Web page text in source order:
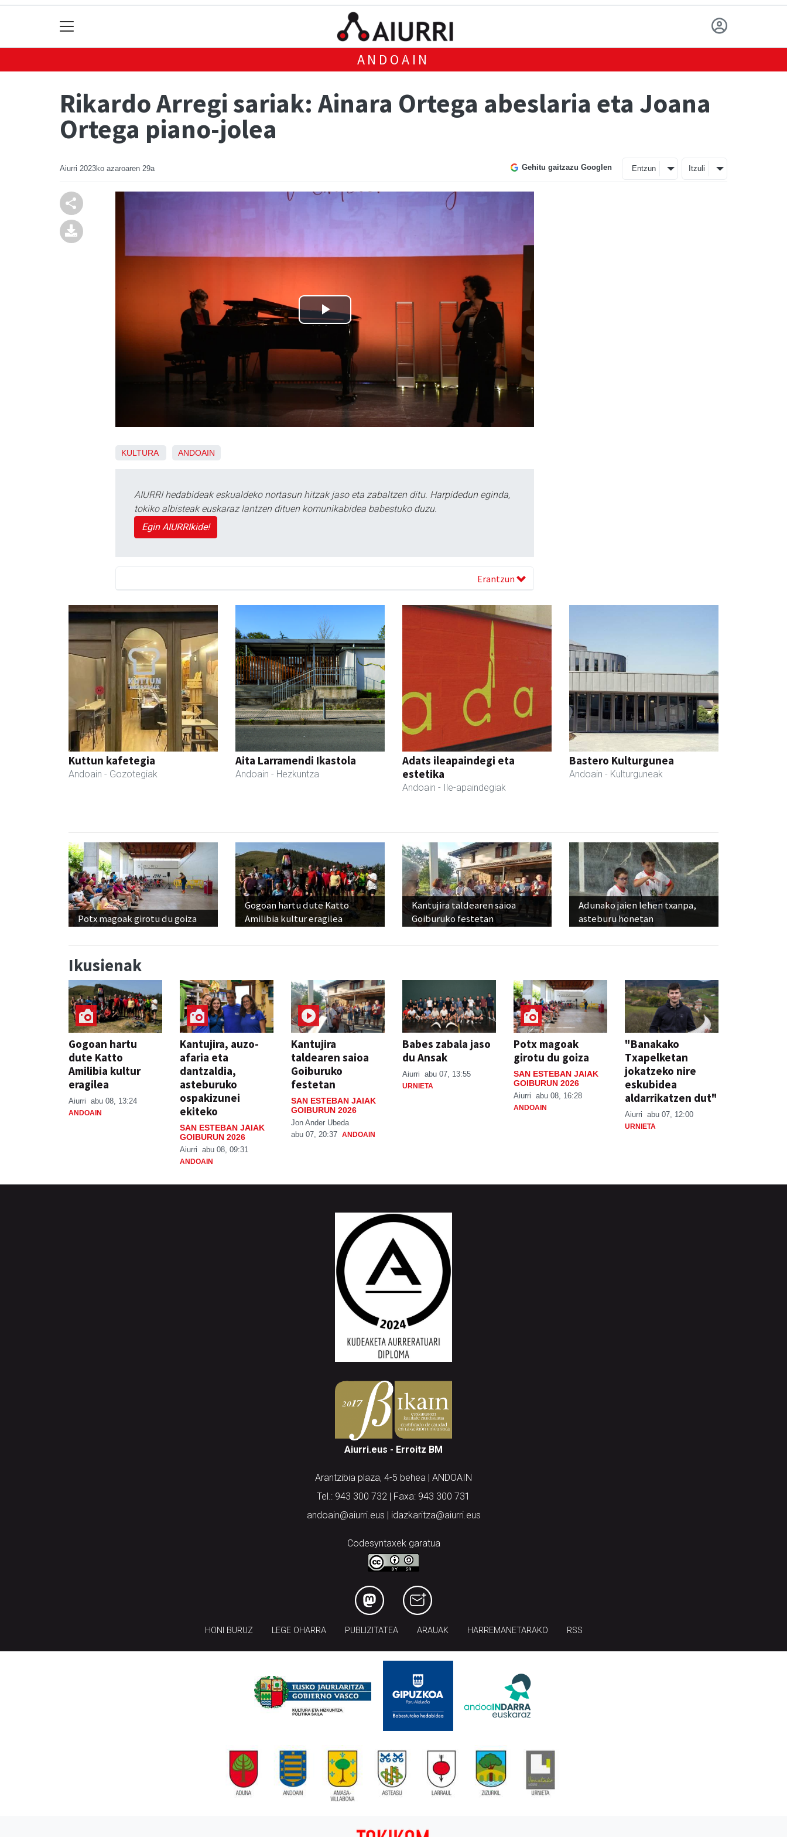
ANDOAIN
Rikardo Arregi sariak: Ainara Ortega abeslaria eta Joana
Ortega piano-jolea
Aiurri 2023ko azaroaren 29a Gehitu gaitzazu Googlen Entzun Itzuli
KULTURA ANDOAIN
AIURRI hedabideak eskualdeko nortasun hitzak jaso eta zabaltzen ditu. Harpidedun eginda,
tokiko albisteak euskaraz lantzen dituen komunikabidea babestuko duzu.
Egin AIURRIkide!
Erantzun
Kuttun kafetegia
Andoain - Gozotegiak
Aita Larramendi Ikastola
Andoain - Hezkuntza
Adats ileapaindegi eta
estetika
Andoain - Ile-apaindegiak
Bastero Kulturgunea
Andoain - Kulturguneak
Potx magoak girotu du goiza
Gogoan hartu dute Katto
Amilibia kultur eragilea
Kantujira taldearen saioa
Goiburuko festetan
Adunako jaien lehen txanpa,
asteburu honetan
Ikusienak
Gogoan hartu
dute Katto
Amilibia kultur
eragilea
Aiurri abu 08, 13:24
ANDOAIN
Kantujira, auzo-
afaria eta
dantzaldia,
asteburuko
ospakizunei
ekiteko
SAN ESTEBAN JAIAK
GOIBURUN 2026
Aiurri abu 08, 09:31
ANDOAIN
Kantujira
taldearen saioa
Goiburuko
festetan
SAN ESTEBAN JAIAK
GOIBURUN 2026
Jon Ander Ubeda
abu 07, 20:37 ANDOAIN
Babes zabala jaso
du Ansak
Aiurri abu 07, 13:55
URNIETA
Potx magoak
girotu du goiza
SAN ESTEBAN JAIAK
GOIBURUN 2026
Aiurri abu 08, 16:28
ANDOAIN
"Banakako
Txapelketan
jokatzeko nire
eskubidea
aldarrikatzen dut"
Aiurri abu 07, 12:00
URNIETA
Aiurri.eus - Erroitz BM
Arantzibia plaza, 4-5 behea | ANDOAIN
Tel.: 943 300 732 | Faxa: 943 300 731
andoain@aiurri.eus | idazkaritza@aiurri.eus
Codesyntaxek garatua
HONI BURUZ LEGE OHARRA PUBLIZITATEA ARAUAK HARREMANETARAKO RSS